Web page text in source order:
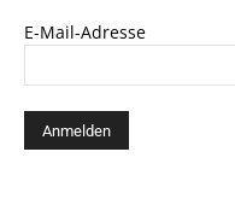
E-Mail-Adresse